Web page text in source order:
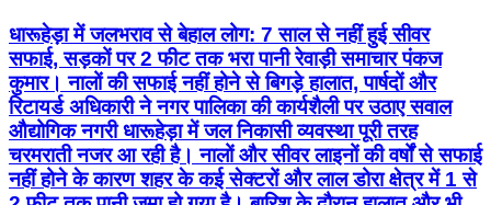
धारूहेड़ा में जलभराव से बेहाल लोग: 7 साल से नहीं हुई सीवर
सफाई, सड़कों पर 2 फीट तक भरा पानी रेवाड़ी समाचार पंकज
कुमार। नालों की सफाई नहीं होने से बिगड़े हालात, पार्षदों और
रिटायर्ड अधिकारी ने नगर पालिका की कार्यशैली पर उठाए सवाल
औद्योगिक नगरी धारूहेड़ा में जल निकासी व्यवस्था पूरी तरह
चरमराती नजर आ रही है। नालों और सीवर लाइनों की वर्षों से सफाई
नहीं होने के कारण शहर के कई सेक्टरों और लाल डोरा क्षेत्र में 1 से